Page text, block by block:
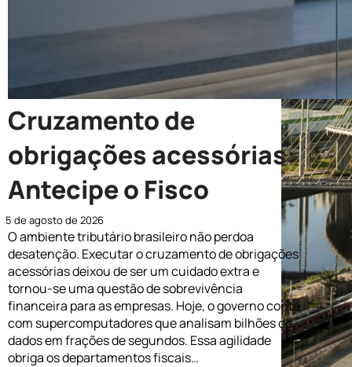
Cruzamento de
obrigações acessórias:
Antecipe o Fisco
5 de agosto de 2026
O ambiente tributário brasileiro não perdoa
desatenção. Executar o cruzamento de obrigações
acessórias deixou de ser um cuidado extra e
tornou-se uma questão de sobrevivência
financeira para as empresas. Hoje, o governo conta
com supercomputadores que analisam bilhões de
dados em frações de segundos. Essa agilidade
obriga os departamentos fiscais…